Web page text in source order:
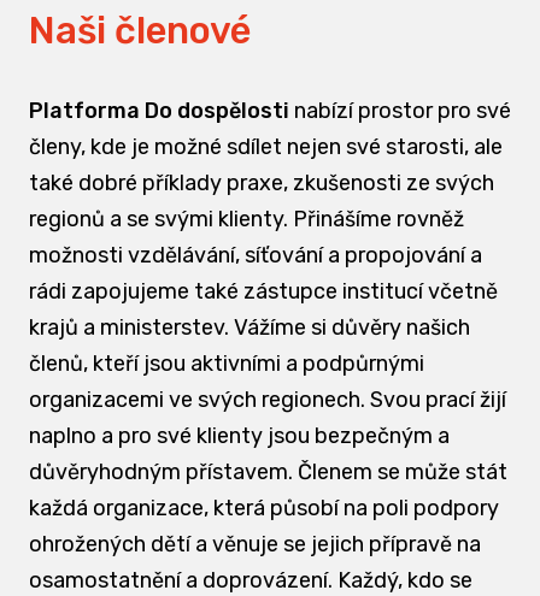
Naši členové
Platforma Do dospělosti nabízí prostor pro své
členy, kde je možné sdílet nejen své starosti, ale
také dobré příklady praxe, zkušenosti ze svých
regionů a se svými klienty. Přinášíme rovněž
možnosti vzdělávání, síťování a propojování a
rádi zapojujeme také zástupce institucí včetně
krajů a ministerstev. Vážíme si důvěry našich
členů, kteří jsou aktivními a podpůrnými
organizacemi ve svých regionech. Svou prací žijí
naplno a pro své klienty jsou bezpečným a
důvěryhodným přístavem. Členem se může stát
každá organizace, která působí na poli podpory
ohrožených dětí a věnuje se jejich přípravě na
osamostatnění a doprovázení. Každý, kdo se